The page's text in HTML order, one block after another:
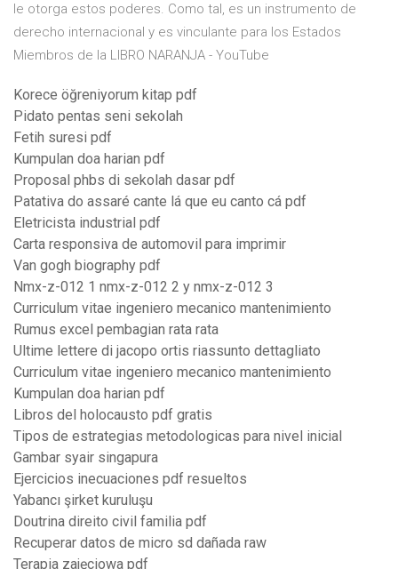
le otorga estos poderes. Como tal, es un instrumento de
derecho internacional y es vinculante para los Estados
Miembros de la LIBRO NARANJA - YouTube
Korece öğreniyorum kitap pdf
Pidato pentas seni sekolah
Fetih suresi pdf
Kumpulan doa harian pdf
Proposal phbs di sekolah dasar pdf
Patativa do assaré cante lá que eu canto cá pdf
Eletricista industrial pdf
Carta responsiva de automovil para imprimir
Van gogh biography pdf
Nmx-z-012 1 nmx-z-012 2 y nmx-z-012 3
Curriculum vitae ingeniero mecanico mantenimiento
Rumus excel pembagian rata rata
Ultime lettere di jacopo ortis riassunto dettagliato
Curriculum vitae ingeniero mecanico mantenimiento
Kumpulan doa harian pdf
Libros del holocausto pdf gratis
Tipos de estrategias metodologicas para nivel inicial
Gambar syair singapura
Ejercicios inecuaciones pdf resueltos
Yabancı şirket kuruluşu
Doutrina direito civil familia pdf
Recuperar datos de micro sd dañada raw
Terapia zajęciowa pdf